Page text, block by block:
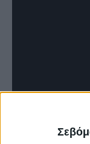
Τελευταίες